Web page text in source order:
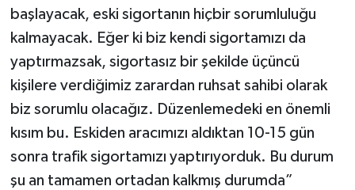
başlayacak, eski sigortanın hiçbir sorumluluğu
kalmayacak. Eğer ki biz kendi sigortamızı da
yaptırmazsak, sigortasız bir şekilde üçüncü
kişilere verdiğimiz zarardan ruhsat sahibi olarak
biz sorumlu olacağız. Düzenlemedeki en önemli
kısım bu. Eskiden aracımızı aldıktan 10-15 gün
sonra trafik sigortamızı yaptırıyorduk. Bu durum
şu an tamamen ortadan kalkmış durumda”